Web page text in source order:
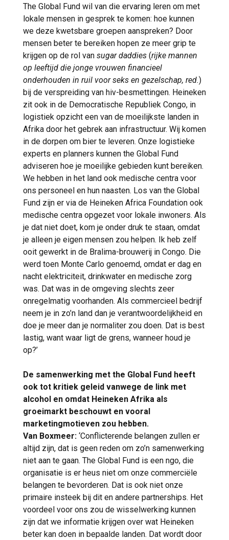
The Global Fund wil van die ervaring leren om met
lokale mensen in gesprek te komen: hoe kunnen
we deze kwetsbare groepen aanspreken? Door
mensen beter te bereiken hopen ze meer grip te
krijgen op de rol van sugar daddies (rijke mannen
op leeftijd die jonge vrouwen financieel
onderhouden in ruil voor seks en gezelschap, red.)
bij de verspreiding van hiv-besmettingen. Heineken
zit ook in de Democratische Republiek Congo, in
logistiek opzicht een van de moeilijkste landen in
Afrika door het gebrek aan infrastructuur. Wij komen
in de dorpen om bier te leveren. Onze logistieke
experts en planners kunnen the Global Fund
adviseren hoe je moeilijke gebieden kunt bereiken.
We hebben in het land ook medische centra voor
ons personeel en hun naasten. Los van the Global
Fund zijn er via de Heineken Africa Foundation ook
medische centra opgezet voor lokale inwoners. Als
je dat niet doet, kom je onder druk te staan, omdat
je alleen je eigen mensen zou helpen. Ik heb zelf
ooit gewerkt in de Bralima-brouwerij in Congo. Die
werd toen Monte Carlo genoemd, omdat er dag en
nacht elektriciteit, drinkwater en medische zorg
was. Dat was in de omgeving slechts zeer
onregelmatig voorhanden. Als commercieel bedrijf
neem je in zo’n land dan je verantwoordelijkheid en
doe je meer dan je normaliter zou doen. Dat is best
lastig, want waar ligt de grens, wanneer houd je
op?’
De samenwerking met the Global Fund heeft
ook tot kritiek geleid vanwege de link met
alcohol en omdat Heineken Afrika als
groeimarkt beschouwt en vooral
marketingmotieven zou hebben.
Van Boxmeer: ‘Conflicterende belangen zullen er
altijd zijn, dat is geen reden om zo’n samenwerking
niet aan te gaan. The Global Fund is een ngo, die
organisatie is er heus niet om onze commerciële
belangen te bevorderen. Dat is ook niet onze
primaire insteek bij dit en andere partnerships. Het
voordeel voor ons zou de wisselwerking kunnen
zijn dat we informatie krijgen over wat Heineken
beter kan doen in bepaalde landen. Dat wordt door